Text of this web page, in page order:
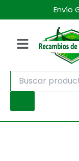
al
Envío
Menú
productos